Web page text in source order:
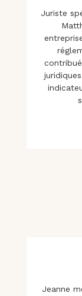
Juriste
Jeanne